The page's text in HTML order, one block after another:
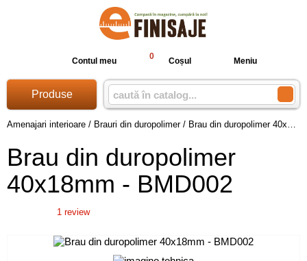
Contul meu 0 Coșul Meniu
Produse
Amenajari interioare / Brauri din duropolimer/ Brau din duropolimer 40x18mm - BMD002
Brau din duropolimer
40x18mm - BMD002
1 review